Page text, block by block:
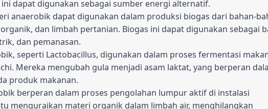
dapat digunakan sebagai sumber energi alternatif.
anaerobik dapat digunakan dalam produksi biogas dari bahan-
dan limbah pertanian. Biogas ini dapat digunakan sebagai
dan pemanasan.
seperti Lactobacillus, digunakan dalam proses fermentasi
Mereka mengubah gula menjadi asam laktat, yang berperan
produk makanan.
berperan dalam proses pengolahan lumpur aktif di instalasi
menguraikan materi organik dalam limbah air, menghilangkan